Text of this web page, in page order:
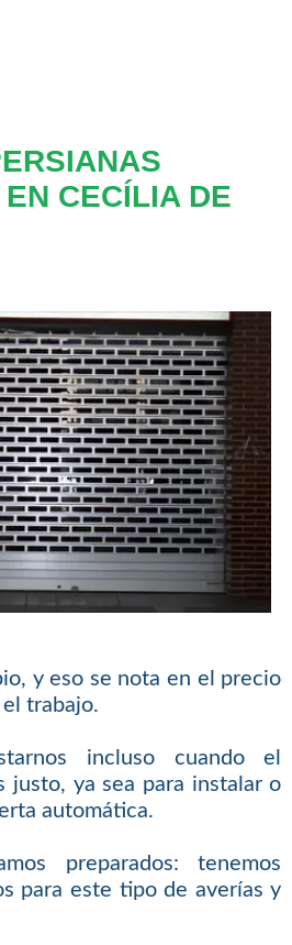
CECÍLIA DE
y eso se nota en el precio
trabajo.
incluso cuando el
justo, ya sea para instalar o
automática.
preparados: tenemos
para este tipo de averías y